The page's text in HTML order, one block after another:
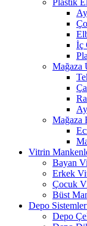
Plastik
İç
Mağaza
Mağaza
Vitrin
Bayan
Erkek
Çocuk
Büst
Depo
Depo